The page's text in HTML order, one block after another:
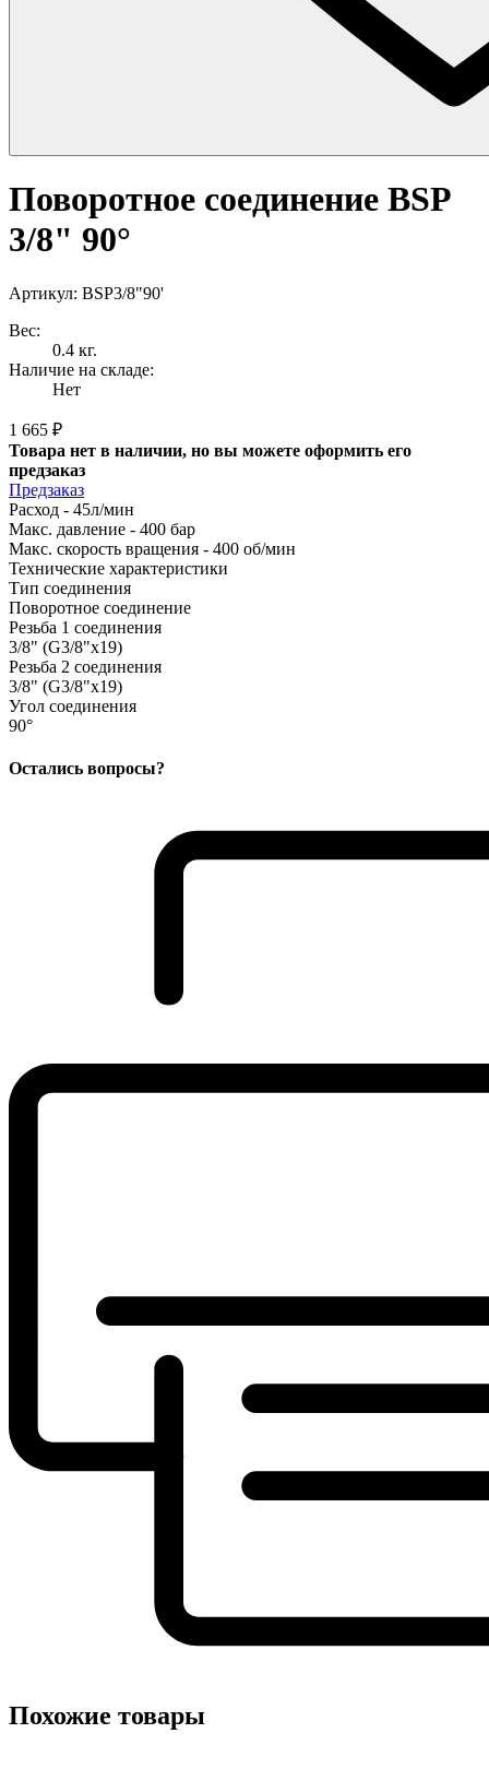
Поворотное соединение BSP
3/8" 90°
Артикул: BSP3/8"90'
Вес:
0.4 кг.
Наличие на складе:
Нет
1 665 ₽
Товара нет в наличии, но вы можете оформить его
предзаказ
Предзаказ
Расход - 45л/мин
Макс. давление - 400 бар
Макс. скорость вращения - 400 об/мин
Технические характеристики
Тип соединения
Поворотное соединение
Резьба 1 соединения
3/8" (G3/8"x19)
Резьба 2 соединения
3/8" (G3/8"x19)
Угол соединения
90°
Остались вопросы?
Похожие товары